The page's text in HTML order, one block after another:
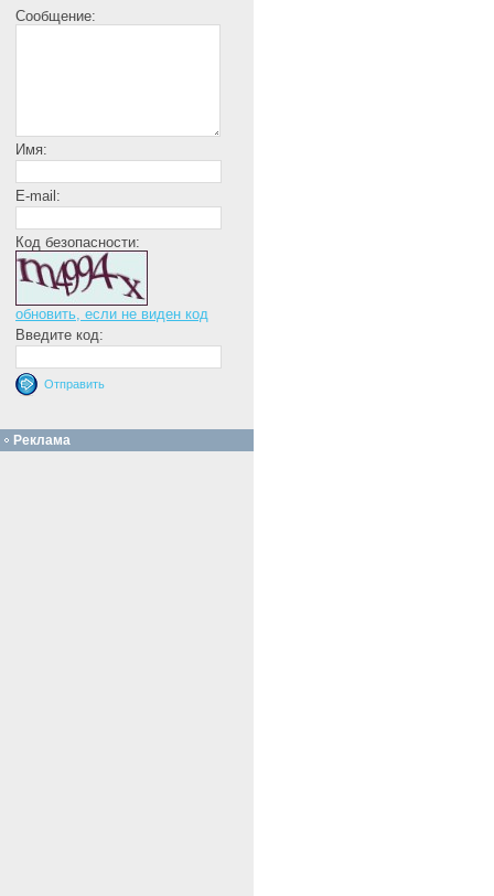
Сообщение:
Имя:
E-mail:
Код безопасности:
обновить, если не виден код
Введите код:
Реклама